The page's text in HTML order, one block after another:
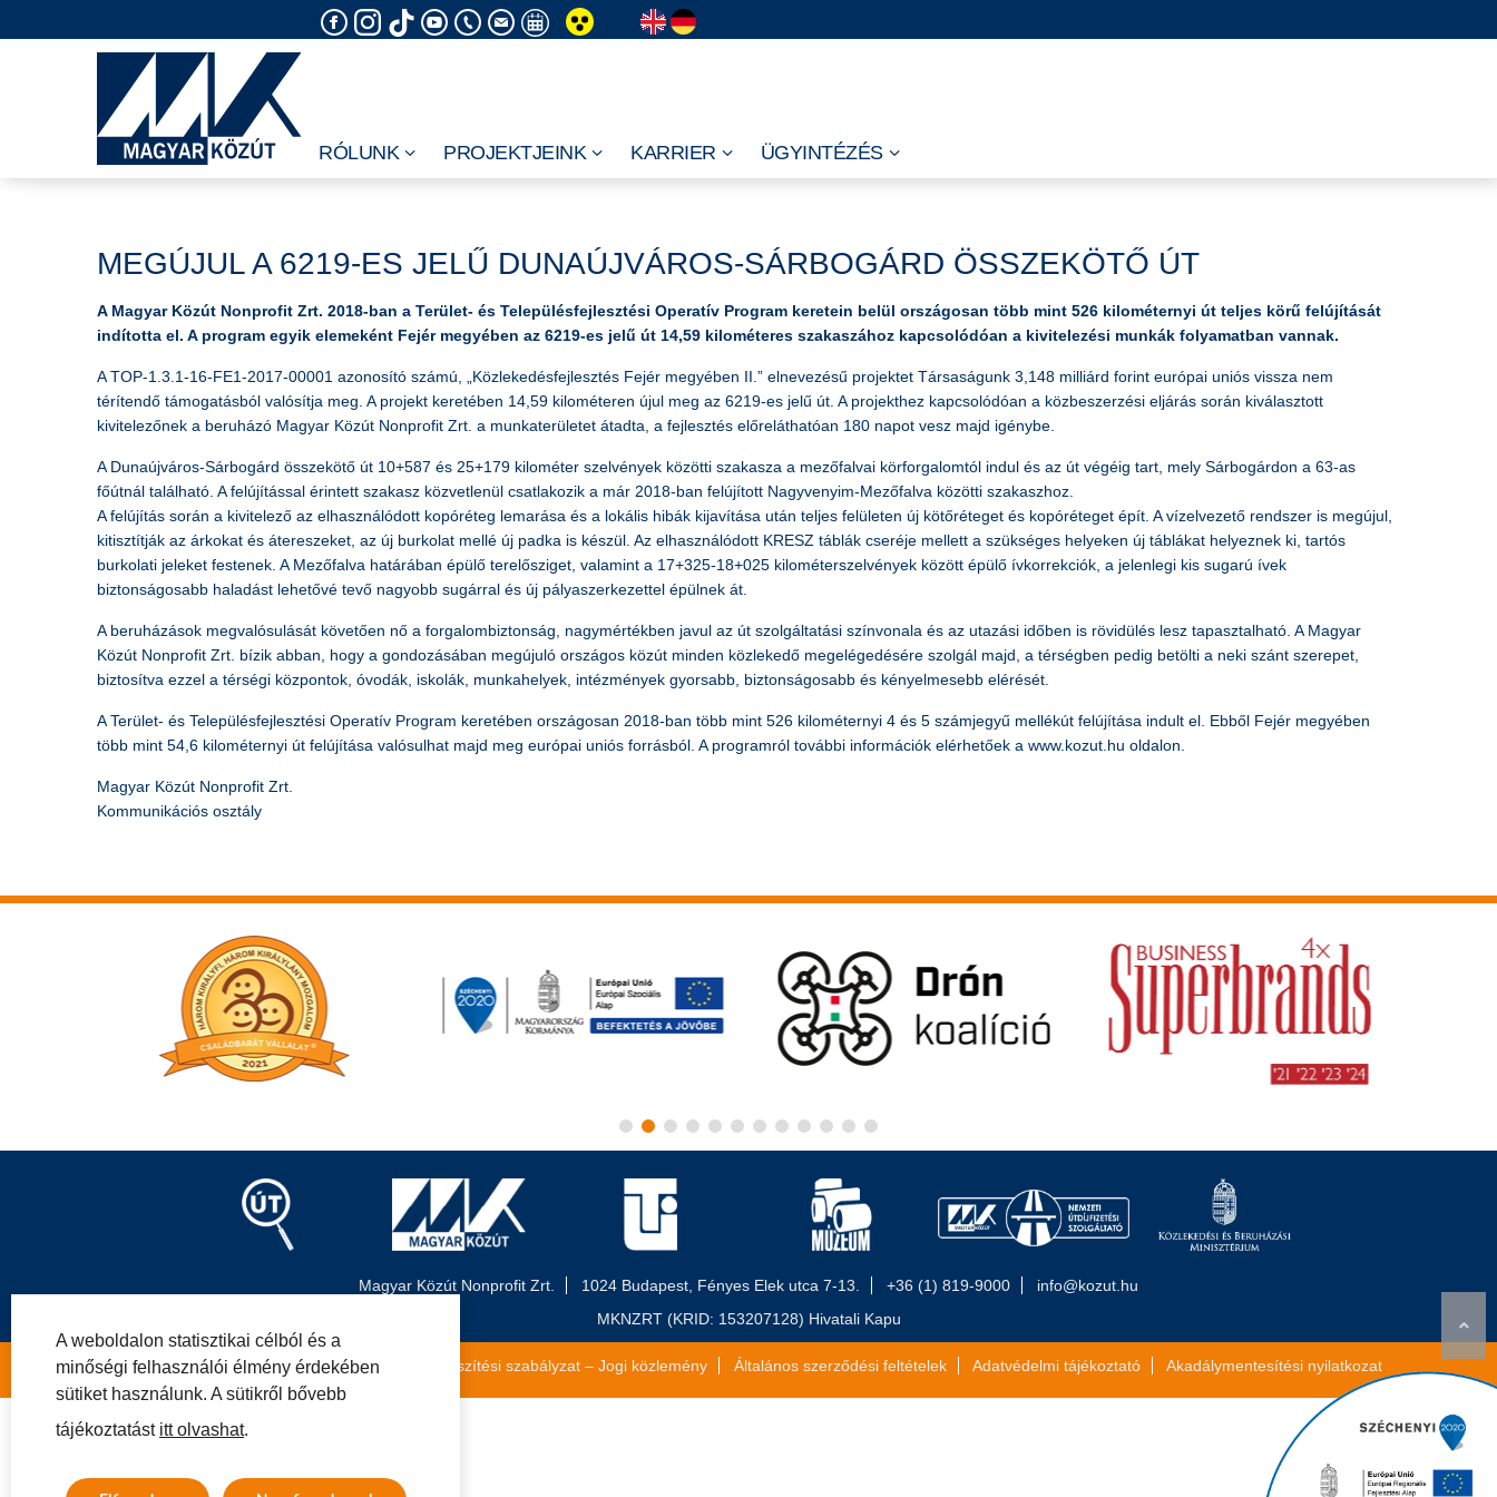
to
RÓLUNK PROJEKTJEINK KARRIER ÜGYINTÉZÉS
MEGÚJUL A 6219-ES JELŰ DUNAÚJVÁROS-SÁRBOGÁRD ÖSSZEKÖTŐ ÚT
A Magyar Közút Nonprofit Zrt. 2018-ban a Terület- és Településfejlesztési Operatív Program keretein belül országosan több mint 526 kilométernyi út teljes körű felújítását
indította el. A program egyik elemeként Fejér megyében az 6219-es jelű út 14,59 kilométeres szakaszához kapcsolódóan a kivitelezési munkák folyamatban vannak.
A TOP-1.3.1-16-FE1-2017-00001 azonosító számú, „Közlekedésfejlesztés Fejér megyében II.” elnevezésű projektet Társaságunk 3,148 milliárd forint európai uniós vissza nem
térítendő támogatásból valósítja meg. A projekt keretében 14,59 kilométeren újul meg az 6219-es jelű út. A projekthez kapcsolódóan a közbeszerzési eljárás során kiválasztott
kivitelezőnek a beruházó Magyar Közút Nonprofit Zrt. a munkaterületet átadta, a fejlesztés előreláthatóan 180 napot vesz majd igénybe.
A Dunaújváros-Sárbogárd összekötő út 10+587 és 25+179 kilométer szelvények közötti szakasza a mezőfalvai körforgalomtól indul és az út végéig tart, mely Sárbogárdon a 63-as
főútnál található. A felújítással érintett szakasz közvetlenül csatlakozik a már 2018-ban felújított Nagyvenyim-Mezőfalva közötti szakaszhoz.
A felújítás során a kivitelező az elhasználódott kopóréteg lemarása és a lokális hibák kijavítása után teljes felületen új kötőréteget és kopóréteget épít. A vízelvezető rendszer is megújul,
kitisztítják az árkokat és átereszeket, az új burkolat mellé új padka is készül. Az elhasználódott KRESZ táblák cseréje mellett a szükséges helyeken új táblákat helyeznek ki, tartós
burkolati jeleket festenek. A Mezőfalva határában épülő terelősziget, valamint a 17+325-18+025 kilométerszelvények között épülő ívkorrekciók, a jelenlegi kis sugarú ívek
biztonságosabb haladást lehetővé tevő nagyobb sugárral és új pályaszerkezettel épülnek át.
A beruházások megvalósulását követően nő a forgalombiztonság, nagymértékben javul az út szolgáltatási színvonala és az utazási időben is rövidülés lesz tapasztalható. A Magyar
Közút Nonprofit Zrt. bízik abban, hogy a gondozásában megújuló országos közút minden közlekedő megelégedésére szolgál majd, a térségben pedig betölti a neki szánt szerepet,
biztosítva ezzel a térségi központok, óvodák, iskolák, munkahelyek, intézmények gyorsabb, biztonságosabb és kényelmesebb elérését.
A Terület- és Településfejlesztési Operatív Program keretében országosan 2018-ban több mint 526 kilométernyi 4 és 5 számjegyű mellékút felújítása indult el. Ebből Fejér megyében
több mint 54,6 kilométernyi út felújítása valósulhat majd meg európai uniós forrásból. A programról további információk elérhetőek a www.kozut.hu oldalon.
Magyar Közút Nonprofit Zrt.
Kommunikációs osztály
Magyar Közút Nonprofit Zrt. 1024 Budapest, Fényes Elek utca 7-13. +36 (1) 819-9000
info@kozut.hu
MKNZRT (KRID: 153207128) Hivatali Kapu
Közérdekű adatok Impresszum Másolatkészítési szabályzat – Jogi közlemény Általános szerződési feltételek Adatvédelmi tájékoztató Akadálymentesítési nyilatkozat
A weboldalon statisztikai célból és a
minőségi felhasználói élmény érdekében
sütiket használunk. A sütikről bővebb
tájékoztatást itt olvashat.